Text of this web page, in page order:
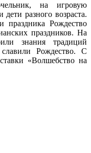
на игровую
разного возраста.
праздника Рождество
праздников. На
знания традиций
Рождество. С
«Волшебство на